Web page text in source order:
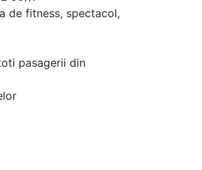
de fitness, spectacol,
pasagerii din